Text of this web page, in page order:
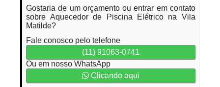
Gostaria de um orçamento ou entrar em contato
sobre Aquecedor de Piscina Elétrico na Vila
Matilde?
Fale conosco pelo telefone
(11) 91063-0741
Ou em nosso WhatsApp
Clicando aqui